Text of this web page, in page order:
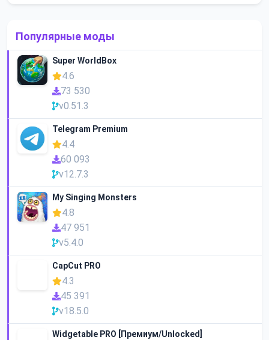
Популярные моды
Super WorldBox
4.6
73 530
v0.51.3
Telegram Premium
4.4
60 093
v12.7.3
My Singing Monsters
4.8
47 951
v5.4.0
CapCut PRO
4.3
45 391
v18.5.0
Widgetable PRO [Премиум/Unlocked]